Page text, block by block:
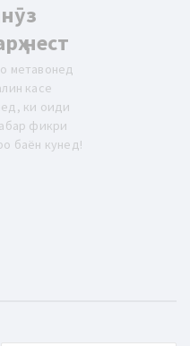
нест
метавонед
касе
ки оиди
фикри
баён кунед!